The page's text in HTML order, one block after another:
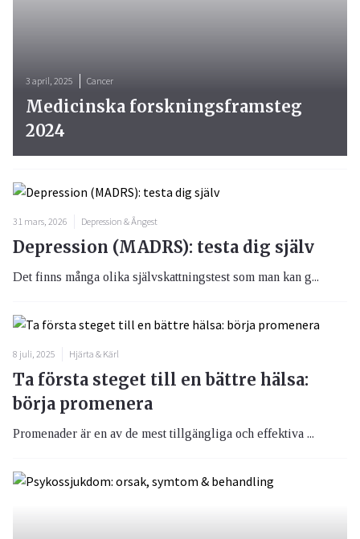
31 mars, 2026 Depression & Ångest
Depression (MADRS): testa dig själv
Det finns många olika självskattningstest som man kan g...
8 juli, 2025 Hjärta & Kärl
Ta första steget till en bättre hälsa:
börja promenera
Promenader är en av de mest tillgängliga och effektiva ...
3 april, 2025 Cancer
Medicinska forskningsframsteg
2024